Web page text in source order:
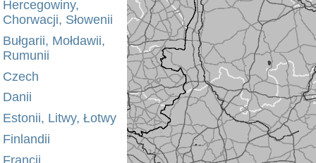
Hercegowiny,
Chorwacji, Słowenii
Bułgarii, Mołdawii,
Rumunii
Czech
Danii
Estonii, Litwy, Łotwy
Finlandii
Francji